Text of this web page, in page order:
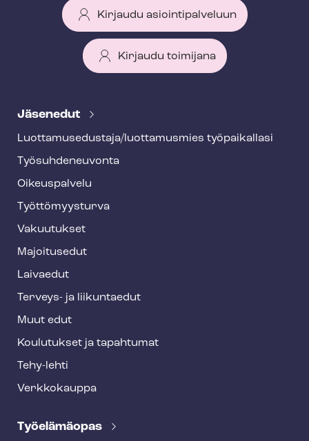
Kirjaudu asiointipalveluun
Kirjaudu toimijana
e
f
o
o
t
e
Jäsenedut
Luot­ta­muse­dus­ta­ja/luottamusmies työpaikallasi
Työ­suh­de­neu­von­ta
Oikeuspalvelu
Työt­tö­myys­tur­va
Vakuutukset
Majoitusedut
Laivaedut
Terveys- ja liikuntaedut
Muut edut
Koulutukset ja tapahtumat
Tehy-lehti
Verkkokauppa
Työelämäopas